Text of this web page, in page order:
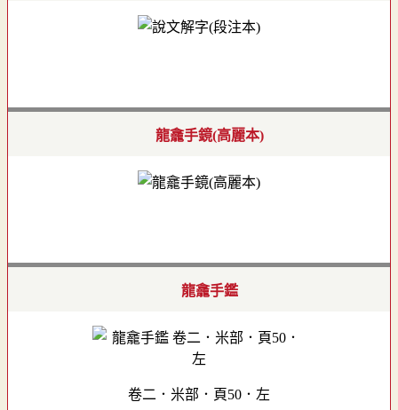
龍龕手鏡(高麗本)
龍龕手鑑
卷二．米部．頁50．左